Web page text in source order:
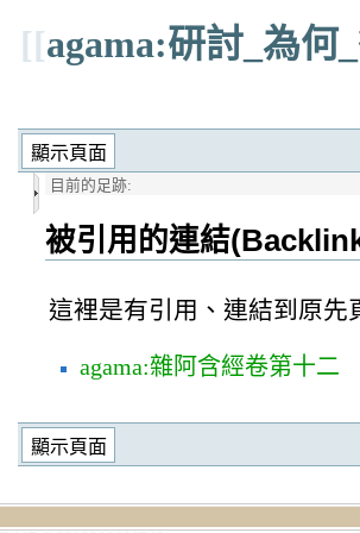
[[agama:研討_為何
目前的足跡:
被引用的連結
這裡是有引用、連結到原先
agama:雜阿含經卷第十二